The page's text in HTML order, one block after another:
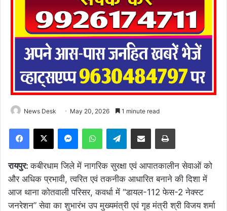
News Desk May 20, 2026 1 minute read
Facebook
X MessengerWhatsAppTelegramShare via Email Print
रायपुर:कबीरधाम जिले में नागरिक सुरक्षा एवं आपातकालीन सेवाओं को
और अधिक प्रभावी, त्वरित एवं तकनीक आधारित बनाने की दिशा में
आज थाना कोतवाली परिसर, कवर्धा में “डायल-112 फेस-2 नेक्स्ट
जनरेशन” सेवा का शुभारंभ उप मुख्यमंत्री एवं गृह मंत्री श्री विजय शर्मा